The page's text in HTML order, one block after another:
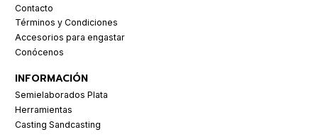
Contacto
Términos y Condiciones
Accesorios para engastar
Conócenos
INFORMACIÓN
Semielaborados Plata
Herramientas
Casting Sandcasting